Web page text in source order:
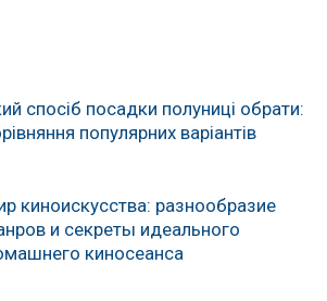
спосіб посадки полуниці обрати:
популярних варіантів
киноискусства: разнообразие
и секреты идеального
киносеанса